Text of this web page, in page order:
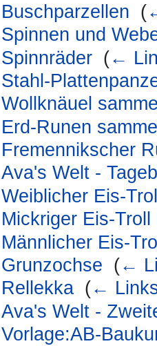
Buschparzellen (
Spinnen und
Spinnräder‎ (←
Stahl-
Wollknäuel
Erd-Runen
Fremennikscher
Ava's Welt -
Weiblicher Eis-
Mickriger Eis-Troll
Männlicher Eis-
Grunzochse (←
Rellekka‎ (←
Ava's Welt -
Vorlage:AB-